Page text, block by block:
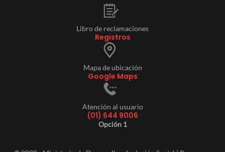
Libro de reclamaciones
Registros
Mapa de ubicación
Google Maps
Atención al usuario
(01) 644 9006
Opción 1